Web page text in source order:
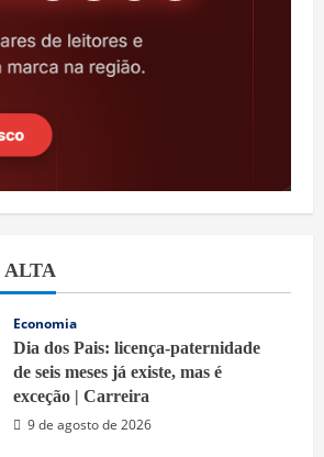
Economia
Dia dos Pais: licença-paternidade
de seis meses já existe, mas é
exceção | Carreira
9 de agosto de 2026